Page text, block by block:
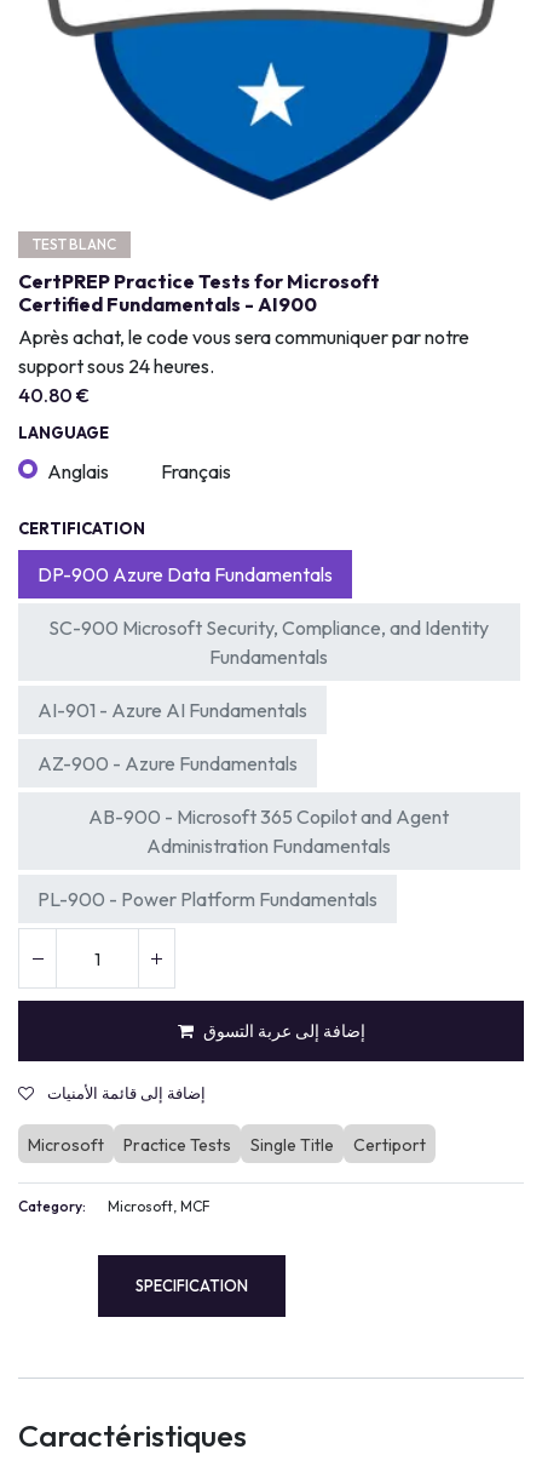
TEST BLANC
CertPREP Practice Tests for Microsoft
Certified Fundamentals - AI900
Après achat, le code vous sera communiquer par notre
support sous 24 heures.
40.80 €
LANGUAGE
Anglais Français
CERTIFICATION
DP-900 Azure Data Fundamentals
SC-900 Microsoft Security, Compliance, and Identity
Fundamentals
AI-901 - Azure AI Fundamentals
AZ-900 - Azure Fundamentals
AB-900 - Microsoft 365 Copilot and Agent
Administration Fundamentals
PL-900 - Power Platform Fundamentals
إضافة إلى عربة التسوق
إضافة إلى قائمة الأمنيات
Microsoft Practice Tests Single Title Certiport
Category: Microsoft, MCF
SPECIFICATION
Caractéristiques